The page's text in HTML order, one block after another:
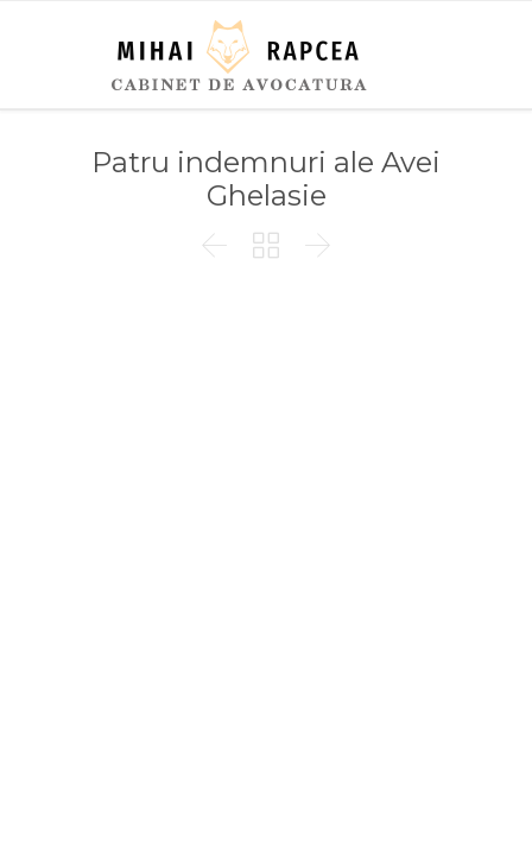
Patru indemnuri ale Avei
Ghelasie
  